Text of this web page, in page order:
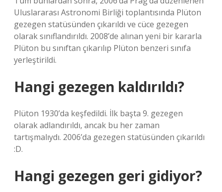
Uluslararası Astronomi Birliği toplantısında Plüton
gezegen statüsünden çıkarıldı ve cüce gezegen
olarak sınıflandırıldı. 2008’de alınan yeni bir kararla
Plüton bu sınıftan çıkarılıp Plüton benzeri sınıfa
yerleştirildi.
Hangi gezegen kaldırıldı?
Plüton 1930’da keşfedildi. İlk başta 9. gezegen
olarak adlandırıldı, ancak bu her zaman
tartışmalıydı. 2006’da gezegen statüsünden çıkarıldı
:D.
Hangi gezegen geri gidiyor?